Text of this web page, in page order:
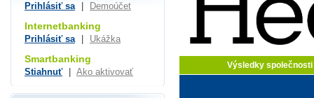
Výsledky společnosti
Prihlásiť sa Demoúčet
Internetbanking
Prihlásiť sa Ukážka
Smartbanking
Stiahnuť Ako aktivovať